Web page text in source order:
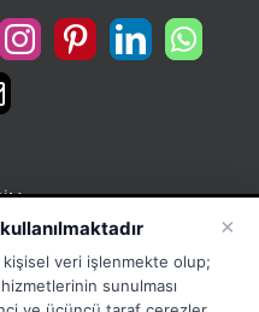
No:5 Güneşli Bağcılar
×
veri işlenmekte olup;
sunulması